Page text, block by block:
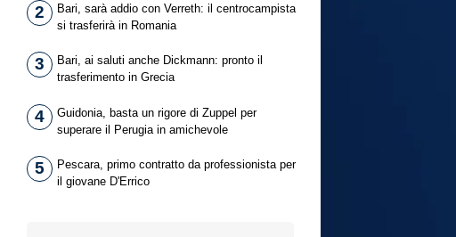
2
Bari, sarà addio con Verreth: il centrocampista
si trasferirà in Romania
3
Bari, ai saluti anche Dickmann: pronto il
trasferimento in Grecia
4
Guidonia, basta un rigore di Zuppel per
superare il Perugia in amichevole
5
Pescara, primo contratto da professionista per
il giovane D'Errico